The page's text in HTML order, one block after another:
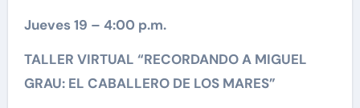
Jueves 19 – 4:00 p.m.
TALLER VIRTUAL “RECORDANDO A MIGUEL
GRAU: EL CABALLERO DE LOS MARES”